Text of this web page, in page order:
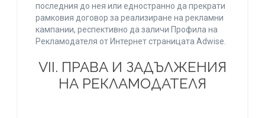
последния до нея или едностранно да прекрати
рамковия договор за реализиране на рекламни
кампании, респективно да заличи Профила на
Рекламодателя от Интернет страницата Adwise.
VII. ПРАВА И ЗАДЪЛЖЕНИЯ
НА РЕКЛАМОДАТЕЛЯ